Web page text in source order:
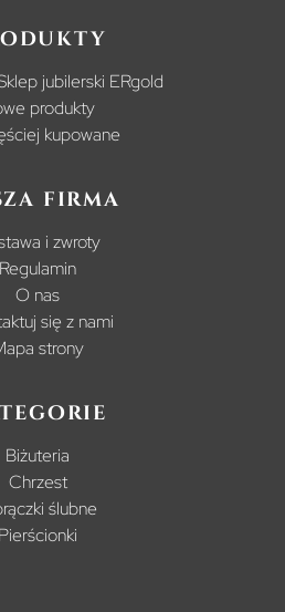
jubilerski ERgold
produkty
kupowane
firma
i zwroty
Regulamin
O nas
się z nami
strony
Biżuteria
Chrzest
ślubne
Pierścionki